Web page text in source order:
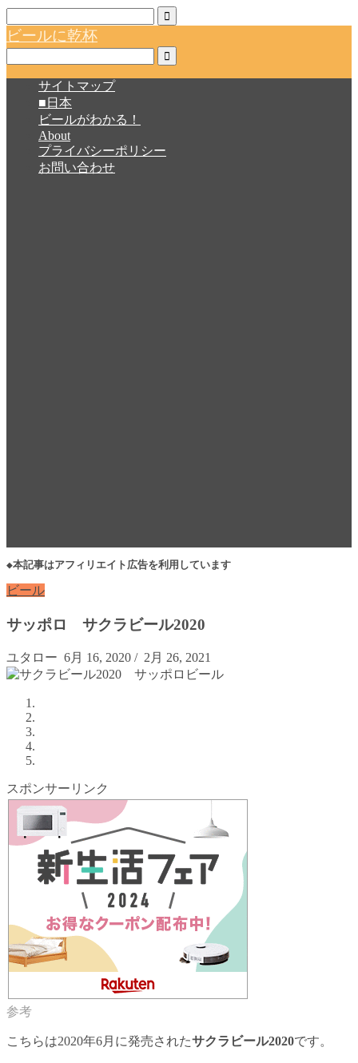
ビールに乾杯
サイトマップ
■日本
ビールがわかる！
About
プライバシーポリシー
お問い合わせ
◆本記事はアフィリエイト広告を利用しています
ビール
サッポロ サクラビール2020
ユタロー 6月 16, 2020 / 2月 26, 2021
スポンサーリンク
こちらは2020年6月に発売されたサクラビール2020です。